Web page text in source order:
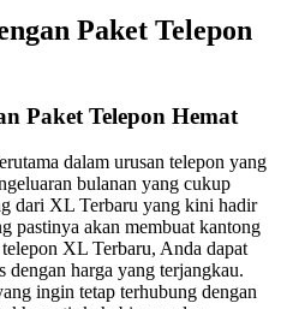
Paket Telepon
Paket Telepon Hemat
dalam urusan telepon yang
bulanan yang cukup
dari XL Terbaru yang kini hadir
pastinya akan membuat kantong
XL Terbaru, Anda dapat
dengan harga yang terjangkau.
ingin tetap terhubung dengan